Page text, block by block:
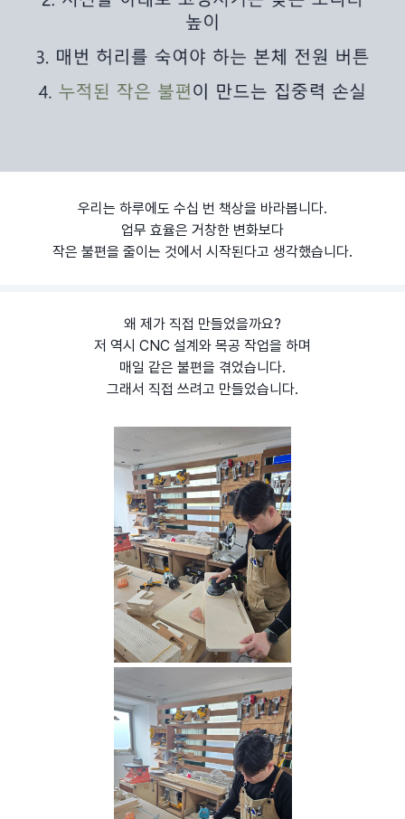
우리는 하루에도 수십 번 책상을 바라봅니다.
업무 효율은 거창한 변화보다
작은 불편을 줄이는 것에서 시작된다고 생각했습니다.
왜 제가 직접 만들었을까요?
저 역시 CNC 설계와 목공 작업을 하며
매일 같은 불편을 겪었습니다.
그래서 직접 쓰려고 만들었습니다.